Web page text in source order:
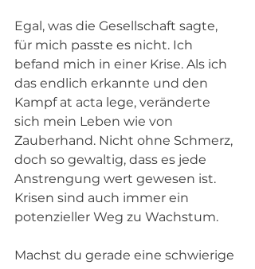
Egal, was die Gesellschaft sagte,
für mich passte es nicht. Ich
befand mich in einer Krise. Als ich
das endlich erkannte und den
Kampf at acta lege, veränderte
sich mein Leben wie von
Zauberhand. Nicht ohne Schmerz,
doch so gewaltig, dass es jede
Anstrengung wert gewesen ist.
Krisen sind auch immer ein
potenzieller Weg zu Wachstum.
Machst du gerade eine schwierige